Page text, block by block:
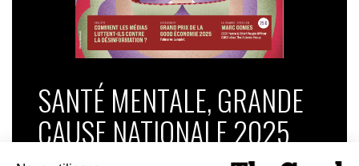
SANTÉ MENTALE, GRANDE
CAUSE NATIONALE 2025